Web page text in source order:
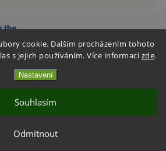
cookie. Dalším procházením tohoto
s jejich používáním. Více informacízde.
Nastavení
Odmítnout
Souhlasím
nutiva.cz
Shoptet | Design